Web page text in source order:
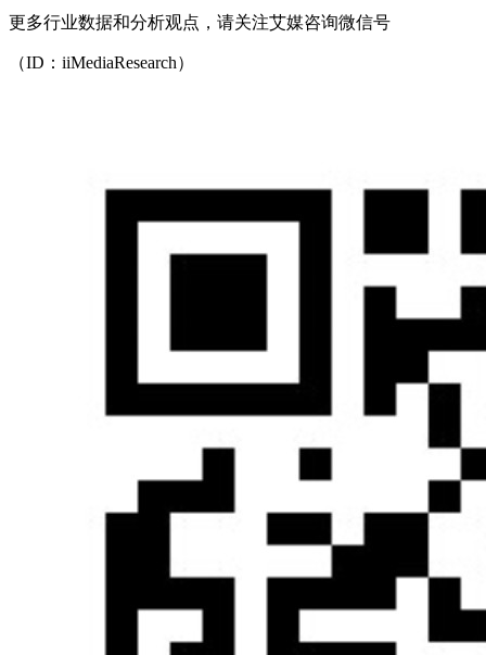
更多行业数据和分析观点，请关注艾媒咨询微信号
（ID：iiMediaResearch）